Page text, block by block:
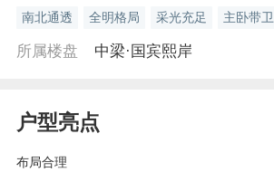
南北通透 全明格局 采光充足 主卧带卫
所属楼盘 中梁·国宾熙岸
户型亮点
布局合理